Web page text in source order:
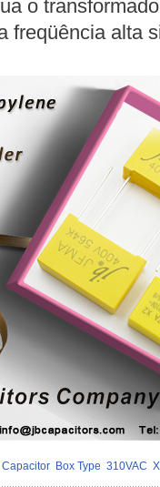
o
freqüência alta
Box Type 310VAC